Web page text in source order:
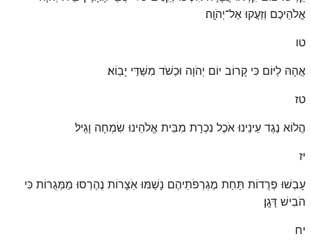
אֱלֹהֵיכֶם וְזַעֲקוּ אֶל־יְהֹוָֽה׃
טו
אֲהָהּ לַיּוֹם כִּי קָרוֹב יוֹם יְהֹוָה וּכְשֹׁד מִשַּׁדַּי יָבֽוֹא׃
טז
הֲלוֹא נֶגֶד עֵינֵינוּ אֹכֶל נִכְרָת מִבֵּית אֱלֹהֵינוּ שִׂמְחָה וָגִֽיל׃
יז
עָבְשׁוּ פְרֻדוֹת תַּחַת מֶגְרְפֹתֵיהֶם נָשַׁמּוּ אֹֽצָרוֹת נֶהֶרְסוּ מַמְּגֻרוֹת כִּי
הֹבִישׁ דָּגָֽן׃
יח